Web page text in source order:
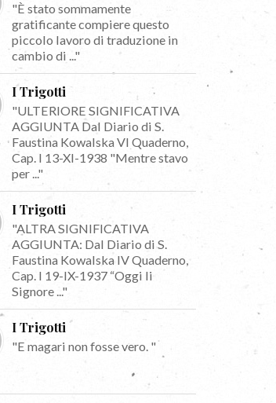
"È stato sommamente
gratificante compiere questo
piccolo lavoro di traduzione in
cambio di ..."
I Trigotti
"ULTERIORE SIGNIFICATIVA
AGGIUNTA Dal Diario di S.
Faustina Kowalska VI Quaderno,
Cap. I 13-XI-1938 "Mentre stavo
per ..."
I Trigotti
"ALTRA SIGNIFICATIVA
AGGIUNTA: Dal Diario di S.
Faustina Kowalska IV Quaderno,
Cap. I 19-IX-1937 “Oggi li
Signore ..."
I Trigotti
"E magari non fosse vero. "